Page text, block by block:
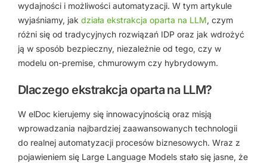
wydajności i możliwości automatyzacji. W tym artykule
wyjaśniamy, jak działa ekstrakcja oparta na LLM, czym
różni się od tradycyjnych rozwiązań IDP oraz jak wdrożyć
ją w sposób bezpieczny, niezależnie od tego, czy w
modelu on-premise, chmurowym czy hybrydowym.
Dlaczego ekstrakcja oparta na LLM?
W elDoc kierujemy się innowacyjnością oraz misją
wprowadzania najbardziej zaawansowanych technologii
do realnej automatyzacji procesów biznesowych. Wraz z
pojawieniem się Large Language Models stało się jasne, że